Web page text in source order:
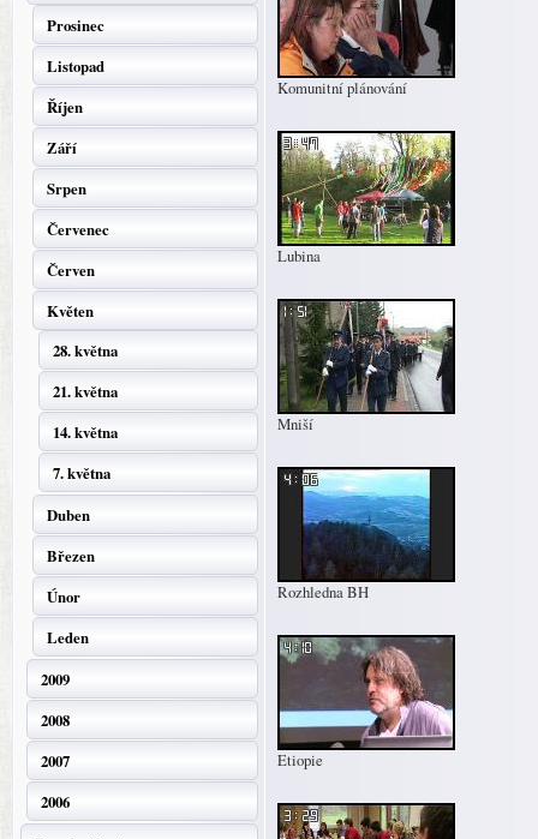
Prosinec
Listopad
Říjen
Září
Srpen
Červenec
Červen
Květen
28. května
21. května
14. května
7. května
Duben
Březen
Únor
Leden
2009
2008
2007
2006
Komunitní plánování
Lubina
Mniší
Rozhledna BH
Etiopie